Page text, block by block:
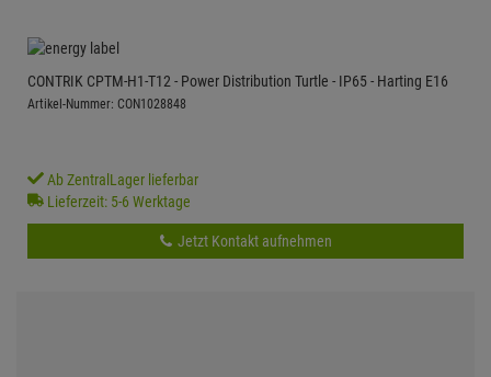
CONTRIK CPTM-H1-T12 - Power Distribution Turtle - IP65 - Harting E16
Artikel-Nummer: CON1028848
Ab ZentralLager lieferbar
Lieferzeit: 5-6 Werktage
Jetzt Kontakt aufnehmen